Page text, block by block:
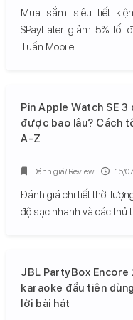
Mua sắm siêu tiết
SPayLater giảm 5%
Tuấn Mobile.
Pin Apple Watch SE 3
được bao lâu? Cách
A-Z
Đánh giá chi tiết thời
độ sạc nhanh và các thủ
Đánh giá/ Review 15/
JBL PartyBox Encore
karaoke đầu tiên
lời bài hát